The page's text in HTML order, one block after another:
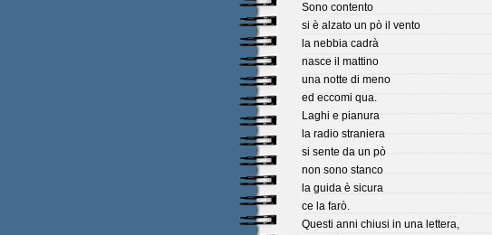
Sono contento
si è alzato un pò il vento
la nebbia cadrà
nasce il mattino
una notte di meno
ed eccomi qua.
Laghi e pianura
la radio straniera
si sente da un pò
non sono stanco
la guida è sicura
ce la farò.
Questi anni chiusi in una lettera,